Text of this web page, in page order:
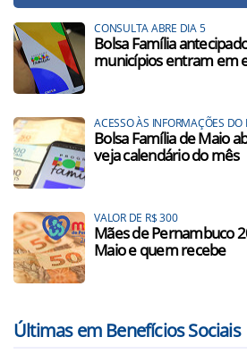
CONSULTA ABRE DIA 5
Bolsa Família
municípios entram em
ACESSO ÀS INFORMAÇÕES
Bolsa Família de Maio
veja calendário do mês
VALOR DE R$ 300
Mães de Pernambuco
Maio e quem recebe
Últimas em Benefícios Sociais